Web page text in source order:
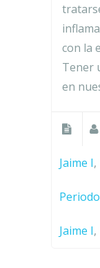
con la
Tener
en
Jaime I,
Jaime I,